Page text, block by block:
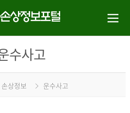
수사고
손상정보 운수사고